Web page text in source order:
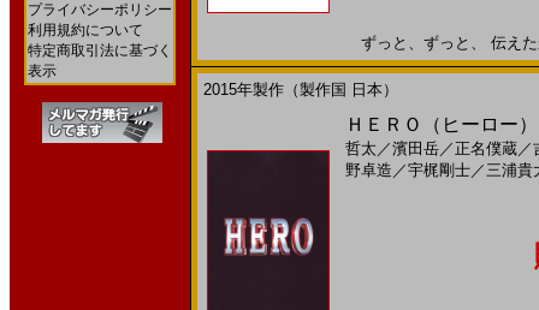
プライバシーポリシー
利用規約について
特定商取引法に基づく
表示
ずっと、ずっと、 伝え
2015年製作（製作国 日本）
ＨＥＲＯ（ヒーロー
哲太 ／濱田岳／正名僕蔵／
野卓造 ／宇梶剛士／三浦貴